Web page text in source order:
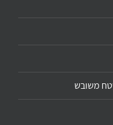
משובש